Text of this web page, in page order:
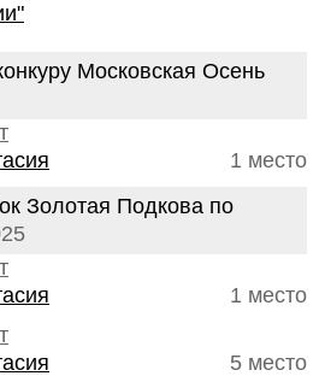
Московская Осень
1 место
Золотая Подкова по
1 место
5 место